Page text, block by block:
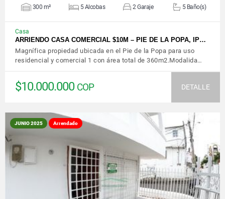
300 m² 5 Alcobas 2 Garaje 5 Baño(s)
Casa
ARRIENDO CASA COMERCIAL $10M – PIE DE LA POPA, IP…
Magnífica propiedad ubicada en el Pie de la Popa para uso
residencial y comercial 1 con área total de 360m2.Modalida…
$10.000.000 COP DETALLE
JUNIO 2025 Arrendado
VER DETALLES